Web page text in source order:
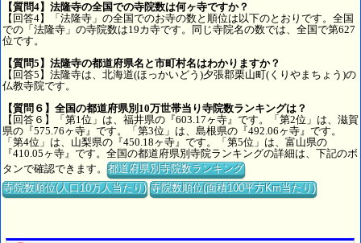
【質問4】法隆寺の全国での寺院数は何ヶ寺ですか？
【回答4】「法隆寺」の全国でのお寺の数と順位は以下のとおりです。全国
での「法隆寺」の寺院数は19カ寺です。同じ寺院名の数では、全国で第627
位です。
【質問5】法隆寺の都道府県名と市町村名はわかりますか？
【回答5】法隆寺は、北海道(ほっかいどう)夕張郡栗山町(くりやまちょう)の
仏教寺院です。
【質問６】全国の都道府県別10万世帯当り寺院数ランキングは？
【回答６】「第1位」は、福井県の『603.17ヶ寺』です。「第2位」は、滋賀
県の『575.76ヶ寺』です。「第3位」は、島根県の『492.06ヶ寺』です。
「第4位」は、山梨県の『450.18ヶ寺』です。「第5位」は、富山県の
『410.05ヶ寺』です。全国の都道府県別寺院ランキングの詳細は、下記のボ
タンで確認できます。都道府県別寺院数ランキング
寺院数順位(人口10万人当たり) 寺院数順位(面積100平方Km当たり)